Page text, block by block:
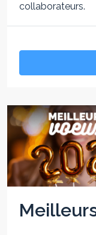
collaborateurs.